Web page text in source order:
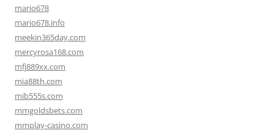
mario678
mario678.info
meekin365day.com
mercyrosa168.com
mfj889xx.com
mia88th.com
mib555s.com
mmgoldsbets.com
mmplay-casino.com